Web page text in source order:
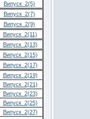
Випуск 2(5)
Випуск 2(7)
Випуск 2(9)
Випуск 2(11)
Випуск 2(13)
Випуск 2(15)
Випуск 2(17)
Випуск 2(19)
Випуск 2(21)
Випуск 2(23)
Випуск 2(25)
Випуск 2(27)